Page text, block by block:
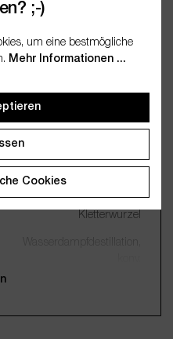
Arctium Lappa Root Extract
Arctium Lappa Root Extract
Kletterwurzel
Süßlich, Bitter
;-)
um eine bestmögliche
Mehr Informationen ...
Cookies